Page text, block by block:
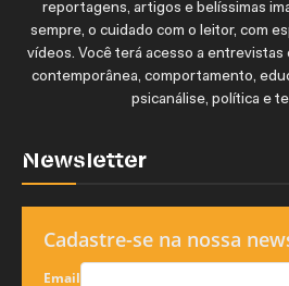
reportagens, artigos e belíssimas
sempre, o cuidado com o leitor, com
vídeos. Você terá acesso a
contemporânea, comportamento,
psicanálise, política e
Newsletter
Cadastre-se na nossa
Email